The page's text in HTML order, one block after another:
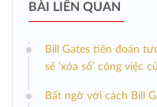
BÀI LIÊN QUAN
Bill Gates tiên đoán
sẽ ‘xóa sổ’ công việc
Bất ngờ với cách Bill